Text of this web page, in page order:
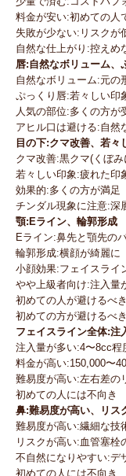
料金が安い:初めての人
失敗が少ない:リスクが
自然な仕上がり:控えめ
唇:自然なボリューム、
自然なボリューム:元の
ぷっくり唇:若々しい印
人気の部位:多くの方が
アヒル口は避ける:自然
目の下:クマ改善、若々
クマ改善:黒クマ(くぼ
若々しい印象:疲れた印
効果的:多くの方が満足
チンダル現象に注意:深
顎:Eライン、輪郭形成
Eライン:鼻先と顎先の
輪郭形成:横顔が綺麗に
小顔効果:フェイスライ
やや上級者向け:注入量
初めての人が避けるべ
初めての方が避けるべ
フェイスライン全体:注
注入量が多い:4〜8cc程
料金が高い:150,000〜
難易度が高い:左右差の
初めての人には不向き
鼻:難易度が高い、リス
難易度が高い:繊細な技
リスクが高い:血管塞栓
不自然になりやすい:デ
初めての人には不向き